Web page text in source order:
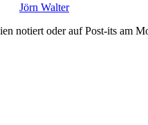
Jörn Walter
notiert oder auf Post-its am